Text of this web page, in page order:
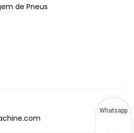
de Pneus
Whatsapp